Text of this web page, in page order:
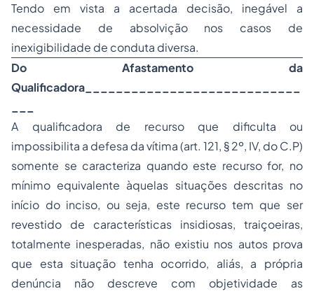
Tendo em vista a acertada decisão, inegável a
necessidade de absolvição nos casos de
inexigibilidade de conduta diversa.
Do Afastamento da
Qualificadora____________________________
A qualificadora de recurso que dificulta ou
impossibilita a defesa da vítima (art. 121, § 2º, IV, do C.P)
somente se caracteriza quando este recurso for, no
mínimo equivalente àquelas situações descritas no
início do inciso, ou seja, este recurso tem que ser
revestido de características insidiosas, traiçoeiras,
totalmente inesperadas, não existiu nos autos prova
que esta situação tenha ocorrido, aliás, a própria
denúncia não descreve com objetividade as